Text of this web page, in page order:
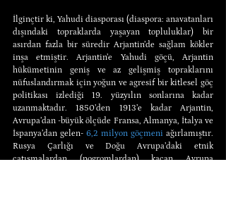
İlginçtir ki, Yahudi diasporası (diaspora: anavatanları
dışındaki topraklarda yaşayan topluluklar) bir
asırdan fazla bir süredir Arjantin’de sağlam kökler
inşa etmiştir. Arjantin’e Yahudi göçü, Arjantin
hükümetinin geniş ve az gelişmiş topraklarını
nüfuslandırmak için yoğun ve agresif bir kitlesel göç
politikası izlediği 19. yüzyılın sonlarına kadar
uzanmaktadır. 1850’den 1913’e kadar Arjantin,
Avrupa’dan -büyük ölçüde Fransa, Almanya, İtalya ve
İspanya’dan gelen- 6,2 milyon göçmeni ağırlamıştır.
Rusya Çarlığı ve Doğu Avrupa’daki etnik
çatışmalardan (pogromlardan) kaçan Avrupa